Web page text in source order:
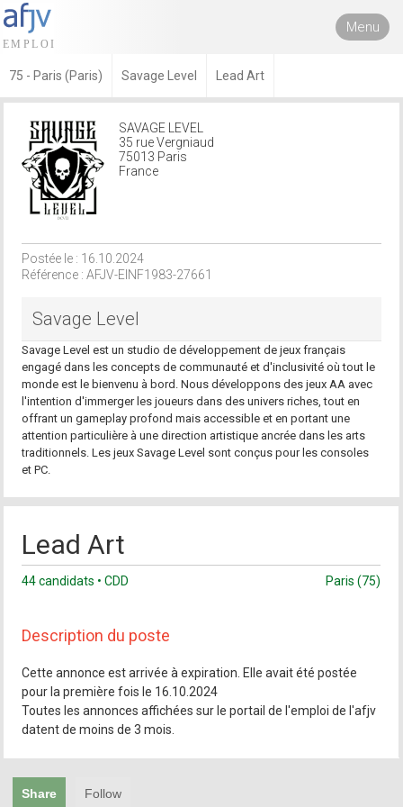
Menu
75 - Paris (Paris) Savage Level Lead Art
SAVAGE LEVEL
35 rue Vergniaud
75013 Paris
France
Postée le : 16.10.2024
Référence : AFJV-EINF1983-27661
Savage Level
Savage Level est un studio de développement de jeux français
engagé dans les concepts de communauté et d'inclusivité où tout le
monde est le bienvenu à bord. Nous développons des jeux AA avec
l'intention d'immerger les joueurs dans des univers riches, tout en
offrant un gameplay profond mais accessible et en portant une
attention particulière à une direction artistique ancrée dans les arts
traditionnels. Les jeux Savage Level sont conçus pour les consoles
et PC.
Lead Art
44 candidats • CDD Paris (75)
Description du poste
Cette annonce est arrivée à expiration. Elle avait été postée
pour la première fois le 16.10.2024
Toutes les annonces affichées sur le portail de l'emploi de l'afjv
datent de moins de 3 mois.
Share Follow